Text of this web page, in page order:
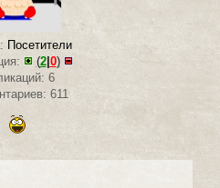
: Посетители
(2| 0)
6
611